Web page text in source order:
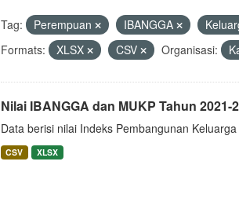
Tag: Perempuan IBANGGA
Formats:
XLSX CSV Organisasi:
Nilai IBANGGA dan MUKP Tahun 2021-
Data berisi nilai Indeks Pembangunan
CSV XLSX